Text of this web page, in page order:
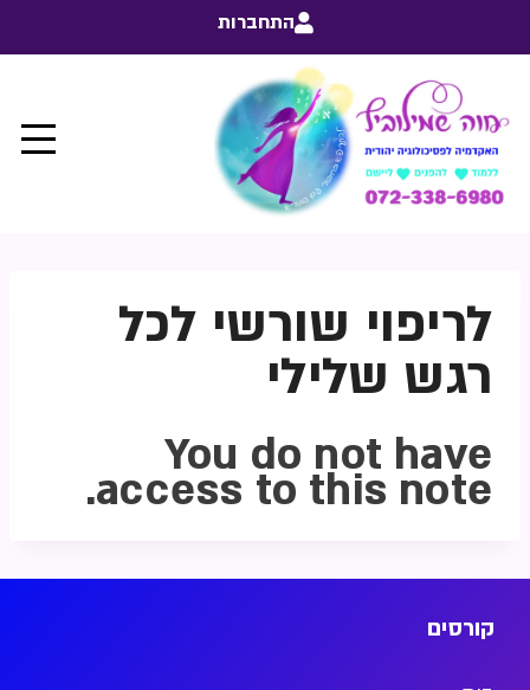
התחברות
לריפוי שורשי לכל
רגש שלילי
You do not have
access to this note.
קורסים